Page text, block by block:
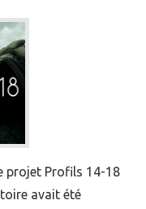
projet Profils 14-18
avait été